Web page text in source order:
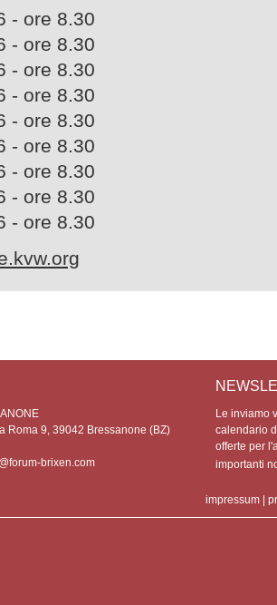
- ore 8.30
- ore 8.30
- ore 8.30
- ore 8.30
- ore 8.30
- ore 8.30
- ore 8.30
- ore 8.30
- ore 8.30
Roma 9, 39042 Bressanone (BZ)
brixen.com
Le inviamo
calendario
offerte per
importanti
impressum